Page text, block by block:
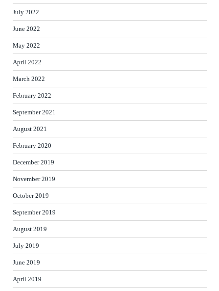
July 2022
June 2022
May 2022
April 2022
March 2022
February 2022
September 2021
August 2021
February 2020
December 2019
November 2019
October 2019
September 2019
August 2019
July 2019
June 2019
April 2019